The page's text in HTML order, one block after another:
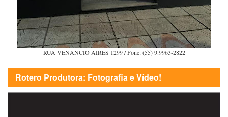
RUA VENÂNCIO AIRES 1299 / Fone: (55) 9.9963-2822
Rotero Produtora: Fotografia e Vídeo!